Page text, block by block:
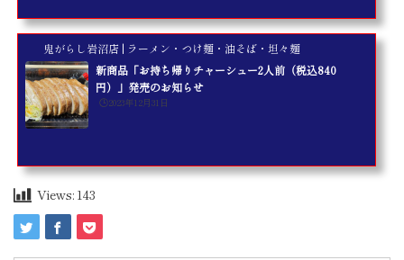
鬼がらし岩沼店 | ラーメン・つけ麺・油そば・坦々麺
新商品「お持ち帰りチャーシュー2人前（税込840
円）」発売のお知らせ
🕒️2023年12月31日
Views: 143